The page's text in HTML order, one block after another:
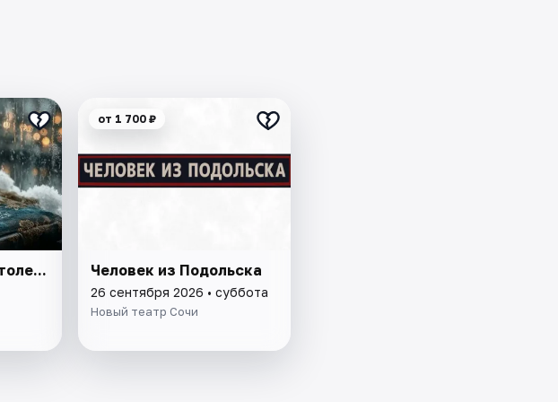
от 1 700 ₽
Человек из Подольска
26 сентября 2026 • суббота
Новый театр Сочи